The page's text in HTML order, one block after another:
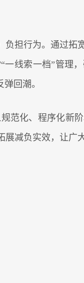
担行为。通过
线索一档”管理
回潮。
范化、程序化新
减负实效，让